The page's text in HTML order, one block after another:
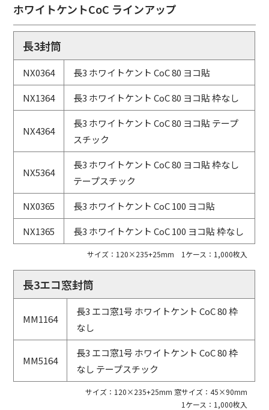
ホワイトケントCoC ラインアップ
長3封筒
NX0364
長3 ホワイトケント CoC 80 ヨコ貼
NX1364
長3 ホワイトケント CoC 80 ヨコ貼 枠なし
NX4364
長3 ホワイトケント CoC 80 ヨコ貼 テープ
スチック
NX5364
長3 ホワイトケント CoC 80 ヨコ貼 枠なし
テープスチック
NX0365
長3 ホワイトケント CoC 100 ヨコ貼
NX1365
長3 ホワイトケント CoC 100 ヨコ貼 枠なし
サイズ：120×235+25mm 1ケース：1,000枚入
長3エコ窓封筒
MM1164
長3 エコ窓1号 ホワイトケント CoC 80 枠
なし
MM5164
長3 エコ窓1号 ホワイトケント CoC 80 枠
なし テープスチック
サイズ：120×235+25mm 窓サイズ：45×90mm
1ケース：1,000枚入